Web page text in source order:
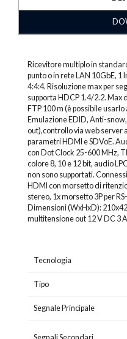
Ricevitore multiplo in
punto o in rete LAN 10GbE, 1
4:4:4. Risoluzione max per
supporta HDCP 1.4/2.2. Max
FTP 100 m (è possibile
Emulazione EDID, Anti-
out),controllo via web server
parametri HDMI e SDVoE.
con Dot Clock 25-600 MHz,
colore 8, 10 e 12 bit, audio
non sono supportati.
HDMI con morsetto di
stereo, 1x morsetto 3P per
Dimensioni (WxHxD):
multitensione out 12 V DC 3
Tecnologia
Tipo
Segnale Principale
Segnali Secondari